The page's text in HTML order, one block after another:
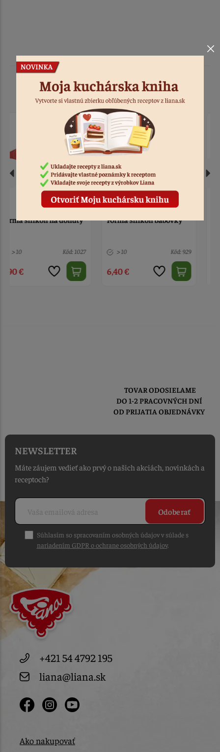
Podobné produkty
Forma silikón bábovky
Kód: 929
6,40 €
Forma silikón kruhy so
Kód: 7171
6,50 €
TOVAR ODOSIELAME
DO 1-2 PRACOVNÝCH DNÍ
OD PRIJATIA OBJEDNÁVKY
NEWSLETTER
Máte záujem vedieť ako prvý o našich akciách, novinkách a
receptoch?
Odoberať
Súhlasím so spracovaním osobných údajov v súlade s
nariadením GDPR o ochrane osobných údajov.
+421 54 4792 195
liana@liana.sk
Ako nakupovať